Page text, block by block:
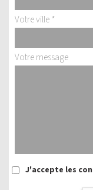
Votre ville *
Votre message
J'accepte les